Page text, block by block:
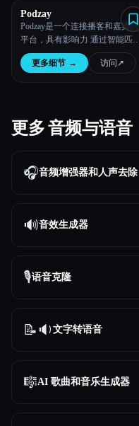
Esc
Podzay
Podzay是一个连接播客和嘉宾的
平台，具有影响力 通过智能匹
配、便捷沟通和简化预订进行协
作。更多细节 → 访问 ↗︎
更多 音频与语音
🎧音频增强器和人声去除
🔊音效生成器
🎙️语音克隆
📝🔉 文字转语音
🎼AI 歌曲和音乐生成器